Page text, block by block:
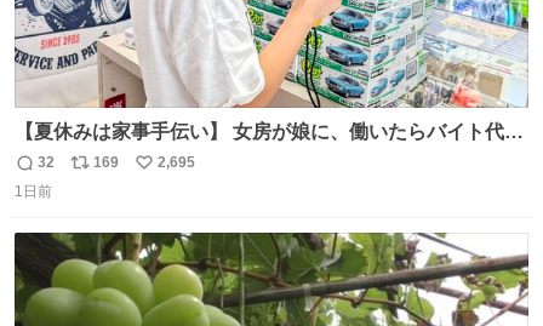
【夏休みは家事手伝い】 女房が娘に、働いたらバイト代も
らえば？と言ったら、娘は、いらない、と言って黙々と働
いてくれました。 あとでソフトクリーム買ってやろうと思
返
信
32
リ
ト
数
169
い
数
2,695
1日前